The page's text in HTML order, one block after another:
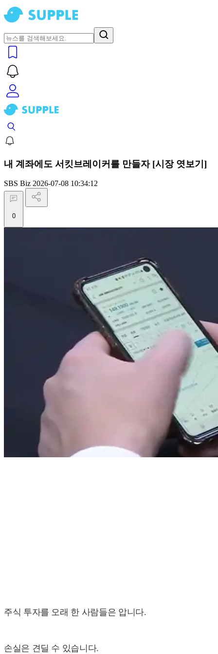
내 계좌에도 서킷브레이커를 만들자 [시장 엿보기]
SBS Biz 2026-07-08 10:34:12
0
주식 투자를 오래 한 사람들은 압니다.
손실은 견딜 수 있습니다.